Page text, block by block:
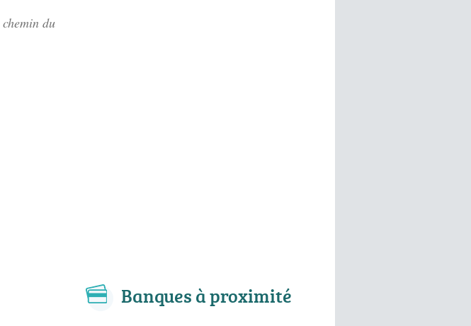
chemin du
Banques à proximité